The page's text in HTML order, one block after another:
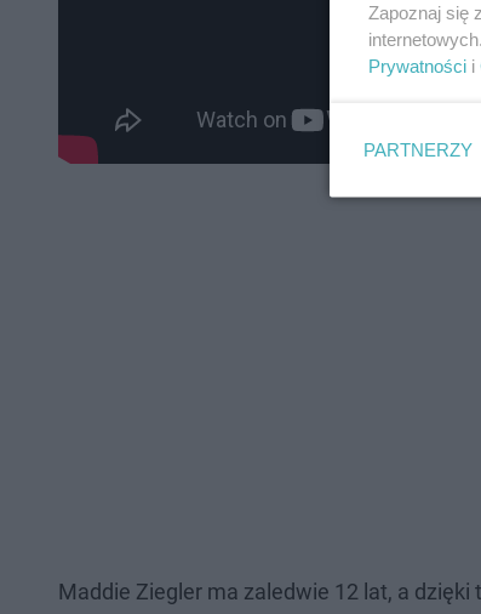
Maddie Ziegler ma zaledwie 12 lat, a dzięki
Zapoznaj się
Prywatności i
PARTNERZY